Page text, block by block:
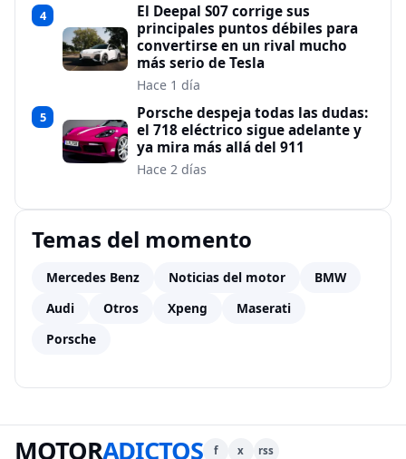
4
El Deepal S07 corrige sus
principales puntos débiles para
convertirse en un rival mucho
más serio de Tesla
Hace 1 día
5
Porsche despeja todas las dudas:
el 718 eléctrico sigue adelante y
ya mira más allá del 911
Hace 2 días
Temas del momento
Mercedes Benz Noticias del motor
BMW
Audi
Otros Xpeng
Maserati
Porsche
MOTORADICTOS f x rss